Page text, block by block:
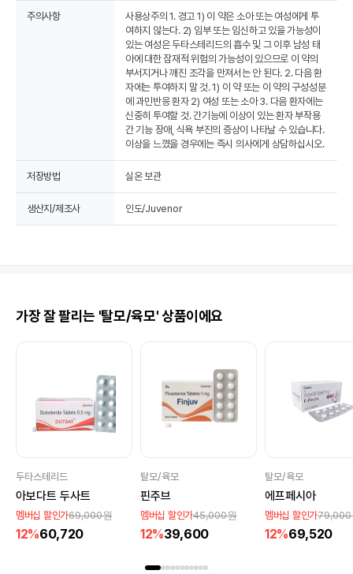
주의사항
사용상주의 1. 경고 1) 이 약은 소아 또는 여성에게 투
여하지 않는다. 2) 임부 또는 임신하고 있을 가능성이
있는 여성은 두타스테리드의 흡수 및 그 이후 남성 태
아에 대한 잠재적 위험의 가능성이 있으므로 이 약의
부서지거나 깨진 조각을 만져서는 안 된다. 2. 다음 환
자에는 투여하지 말 것. 1) 이 약 또는 이 약의 구성성분
에 과민반응 환자 2) 여성 또는 소아 3. 다음 환자에는
신중히 투여할 것. 간기능에 이상이 있는 환자 부작용
간 기능 장애, 식욕 부진의 증상이 나타날 수 있습니다.
이상을 느꼈을 경우에는 즉시 의사에게 상담하십시오.
저장방법 실온 보관
생산지/제조사 인도/Juvenor
가장 잘 팔리는 '탈모/육모' 상품이에요
두타스테리드
아보다트 두사트
멤버십 할인가69,000원
12%60,720
탈모/육모
핀주브
멤버십 할인가45,000원
12%39,600
탈모/육모
에프페시아
멤버십 할인가79,000
12%69,520